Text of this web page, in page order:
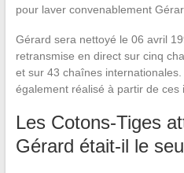
pour laver convenablement
Gérard sera nettoyé le 06 avril
retransmise en direct sur cinq
et sur 43 chaînes
également réalisé à partir de ces
Les Cotons-Tiges
Gérard était-il le